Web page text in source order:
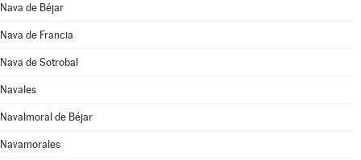
Nava de Béjar
Nava de Francia
Nava de Sotrobal
Navales
Navalmoral de Béjar
Navamorales